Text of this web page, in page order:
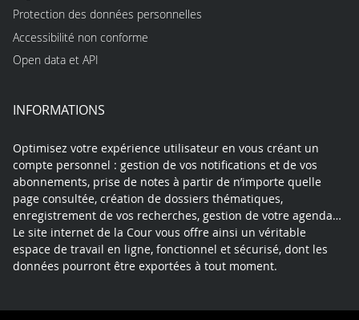
Protection des données personnelles
Accessibilité non conforme
Open data et API
INFORMATIONS
Optimisez votre expérience utilisateur en vous créant un
compte personnel : gestion de vos notifications et de vos
abonnements, prise de notes à partir de n’importe quelle
page consultée, création de dossiers thématiques,
enregistrement de vos recherches, gestion de votre agenda…
Le site internet de la Cour vous offre ainsi un véritable
espace de travail en ligne, fonctionnel et sécurisé, dont les
données pourront être exportées à tout moment.